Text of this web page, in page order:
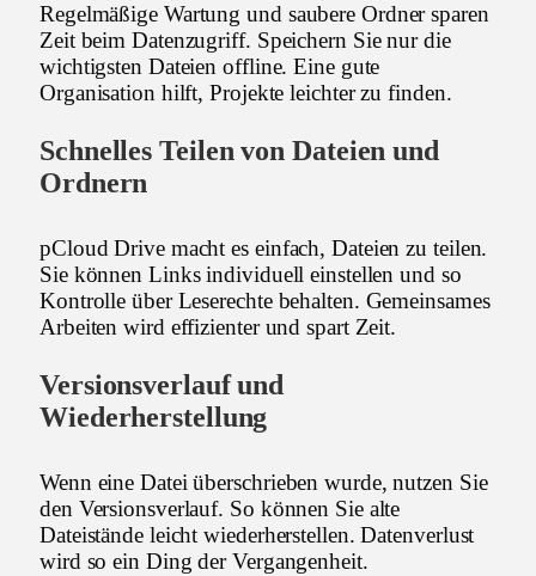
Regelmäßige Wartung und saubere Ordner sparen
Zeit beim Datenzugriff. Speichern Sie nur die
wichtigsten Dateien offline. Eine gute
Organisation hilft, Projekte leichter zu finden.
Schnelles Teilen von Dateien und
Ordnern
pCloud Drive macht es einfach, Dateien zu teilen.
Sie können Links individuell einstellen und so
Kontrolle über Leserechte behalten. Gemeinsames
Arbeiten wird effizienter und spart Zeit.
Versionsverlauf und
Wiederherstellung
Wenn eine Datei überschrieben wurde, nutzen Sie
den Versionsverlauf. So können Sie alte
Dateistände leicht wiederherstellen. Datenverlust
wird so ein Ding der Vergangenheit.